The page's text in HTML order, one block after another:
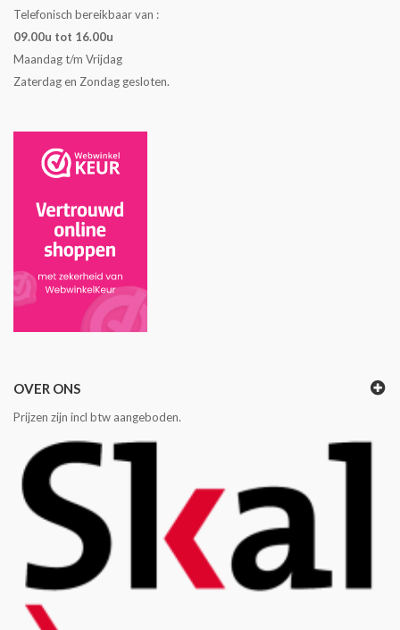
Telefonisch bereikbaar van :
09.00u tot 16.00u
Maandag t/m Vrijdag
Zaterdag en Zondag gesloten.
OVER ONS
Prijzen zijn incl btw aangeboden.